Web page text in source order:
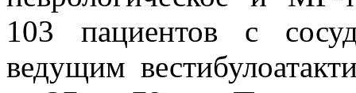
103 пациентов с
ведущим